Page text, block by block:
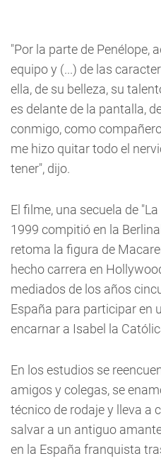
"Por la parte de Penélope,
equipo y (...) de las
ella, de su belleza, su
es delante de la pantalla,
conmigo, como
me hizo quitar todo el
tener", dijo.
El filme, una secuela de
1999 compitió en la
retoma la figura de
hecho carrera en
mediados de los años
España para participar en
encarnar a Isabel la
En los estudios se
amigos y colegas, se
técnico de rodaje y lleva a
salvar a un antiguo
en la España franquista